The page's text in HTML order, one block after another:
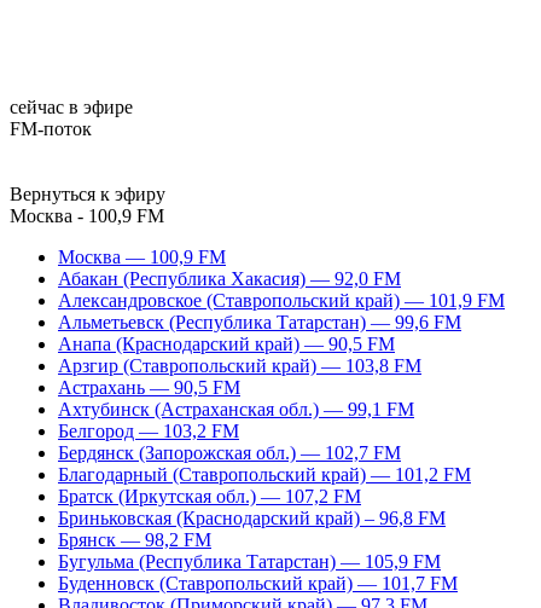
сейчас в эфире
FM-поток
Вернуться к эфиру
Москва - 100,9 FM
Москва — 100,9 FM
Абакан (Республика Хакасия) — 92,0 FM
Александровское (Ставропольский край) — 101,9 FM
Альметьевск (Республика Татарстан) — 99,6 FM
Анапа (Краснодарский край) — 90,5 FM
Арзгир (Ставропольский край) — 103,8 FM
Астрахань — 90,5 FM
Ахтубинск (Астраханская обл.) — 99,1 FM
Белгород — 103,2 FM
Бердянск (Запорожская обл.) — 102,7 FM
Благодарный (Ставропольский край) — 101,2 FM
Братск (Иркутская обл.) — 107,2 FM
Бриньковская (Краснодарский край) – 96,8 FM
Брянск — 98,2 FM
Бугульма (Республика Татарстан) — 105,9 FM
Буденновск (Ставропольский край) — 101,7 FM